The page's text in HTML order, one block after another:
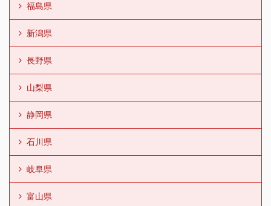
福島県
新潟県
長野県
山梨県
静岡県
石川県
岐阜県
富山県